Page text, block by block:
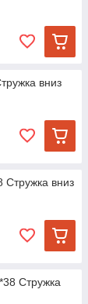
вниз
Стружка вниз
Стружка